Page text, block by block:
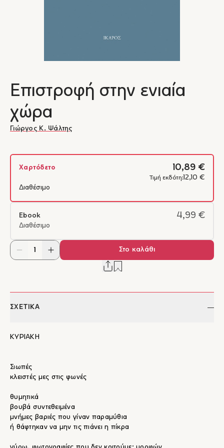
Επιστροφή στην ενιαία
χώρα
Γιώργος Κ. Ψάλτης
Χαρτόδετο 10,89 €
Τιμή εκδότη: 12,10 €
Διαθέσιμο
Ebook 4,99 €
Διαθέσιμο
Στο καλάθι
ΣΧΕΤΙΚΑ
ΚΥΡΙΑΚΗ
Σιωπές
κλειστές μες στις φωνές
θυμητικά
βουβά συντεθειμένα
μνήμες βαριές που γίναν παραμύθια
ή θάφτηκαν να μην τις πιάνει η πίκρα